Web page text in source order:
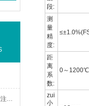
电力系统电压与无功补偿故障处理注意事项
段:
测
量
精
度:
距
离
系
数:
0～
zui
小